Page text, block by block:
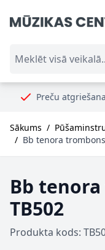
atgriešana 14 dienas
Sākums /
/ Bb tenora
Bb
TB502
Produkta kods: